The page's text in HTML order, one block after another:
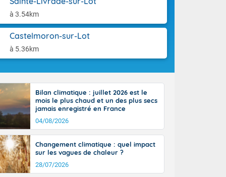
à 3.54km
Castelmoron-sur-Lot
à 5.36km
sur
avec des
sur le sud
sur la
entre 50 et
résiste sur
Alpes à
et 20
Bilan climatique : juillet 2026 est le
mois le plus chaud et un des plus secs
jamais enregistré en France
04/08/2026
Changement climatique : quel impact
sur les vagues de chaleur ?
28/07/2026